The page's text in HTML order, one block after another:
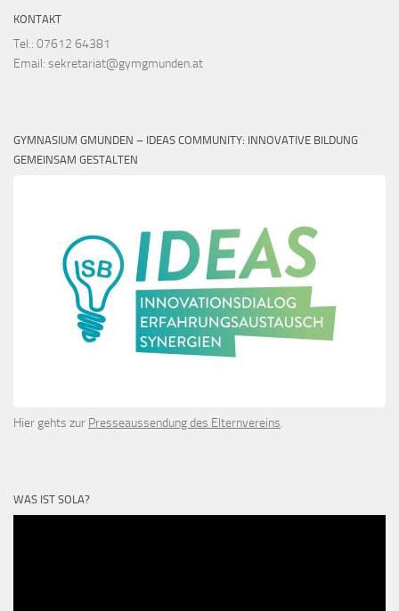
KONTAKT
Tel.: 07612 64381
Email: sekretariat@gymgmunden.at
GYMNASIUM GMUNDEN – IDEAS COMMUNITY: INNOVATIVE BILDUNG
GEMEINSAM GESTALTEN
Hier gehts zur Presseaussendung des Elternvereins.
WAS IST SOLA?